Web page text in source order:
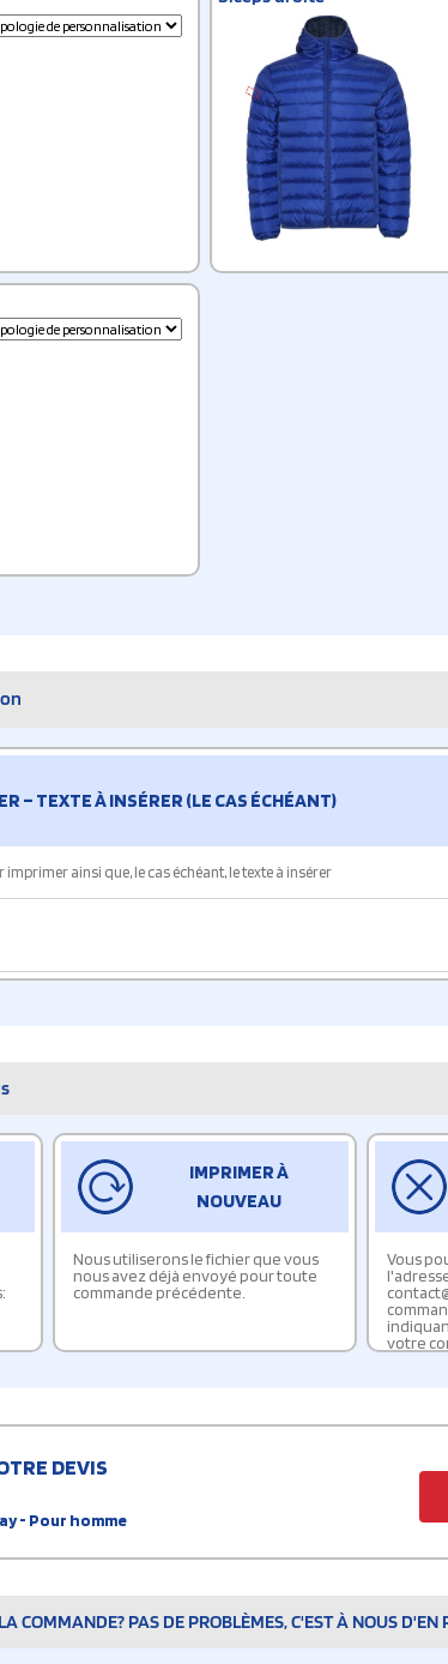
– TEXTE À INSÉRER (LE CAS ÉCHÉANT)
ainsi que, le cas échéant, le texte à insérer
IMPRIMER À
NOUVEAU
Nous utiliserons le fichier que vous
nous avez déjà envoyé pour toute
commande précédente.
Vous
votre
DEVIS
- Pour homme
COMMANDE? PAS DE PROBLÈMES, C'EST À NOUS D'EN